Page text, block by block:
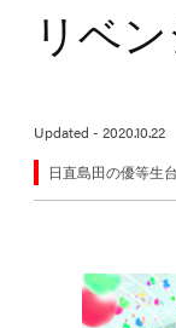
リベ
Updated - 2020.10.22
日直島田の優等生